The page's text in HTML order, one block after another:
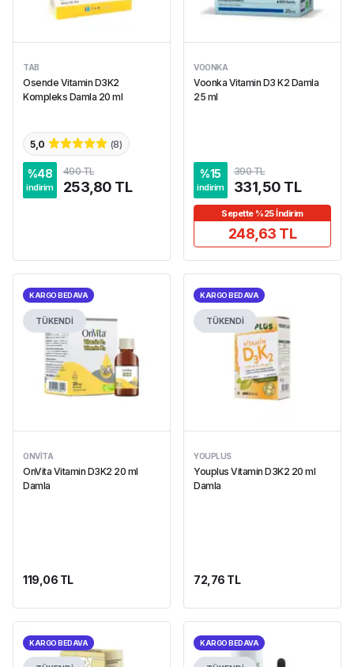
TAB
Osende Vitamin D3K2
Kompleks Damla 20 ml
5,0 (8)
%48
indirim
490 TL
253,80 TL
VOONKA
Voonka Vitamin D3 K2 Damla
25 ml
%15
indirim
390 TL
331,50 TL
Sepette %25 İndirim
248,63 TL
KARGO BEDAVA
TÜKENDİ
ONVITA
OnVita Vitamin D3K2 20 ml
Damla
119,06 TL
KARGO BEDAVA
TÜKENDİ
YOUPLUS
Youplus Vitamin D3K2 20 ml
Damla
72,76 TL
KARGO BEDAVA KARGO BEDAVA